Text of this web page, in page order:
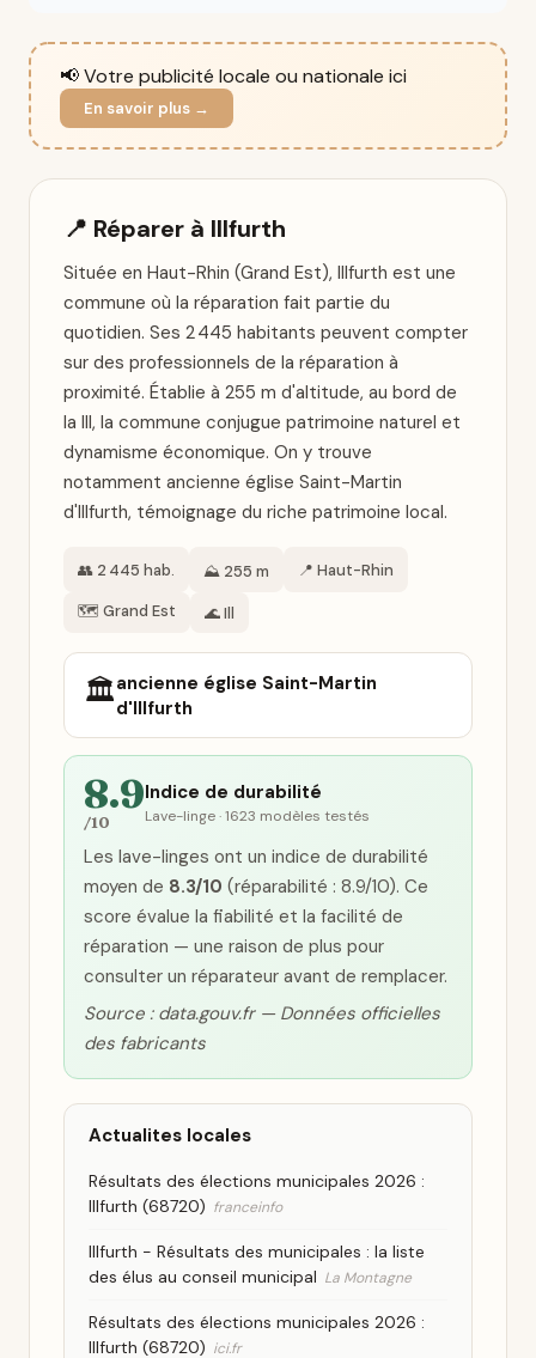
📢 Votre publicité locale ou nationale ici
En savoir plus →
📍 Réparer à Illfurth
Située en Haut-Rhin (Grand Est), Illfurth est une
commune où la réparation fait partie du
quotidien. Ses 2 445 habitants peuvent compter
sur des professionnels de la réparation à
proximité. Établie à 255 m d'altitude, au bord de
la Ill, la commune conjugue patrimoine naturel et
dynamisme économique. On y trouve
notamment ancienne église Saint-Martin
d'Illfurth, témoignage du riche patrimoine local.
👥 2 445 hab. ⛰️ 255 m 📍 Haut-Rhin
🗺️ Grand Est 🌊 Ill
🏛️ancienne église Saint-Martin
d'Illfurth
8.9
/10
Indice de durabilité
Lave-linge · 1623 modèles testés
Les lave-linges ont un indice de durabilité
moyen de 8.3/10 (réparabilité : 8.9/10). Ce
score évalue la fiabilité et la facilité de
réparation — une raison de plus pour
consulter un réparateur avant de remplacer.
Source : data.gouv.fr — Données officielles
des fabricants
Actualites locales
Résultats des élections municipales 2026 :
Illfurth (68720) franceinfo
Illfurth - Résultats des municipales : la liste
des élus au conseil municipal La Montagne
Résultats des élections municipales 2026 :
Illfurth (68720) ici.fr